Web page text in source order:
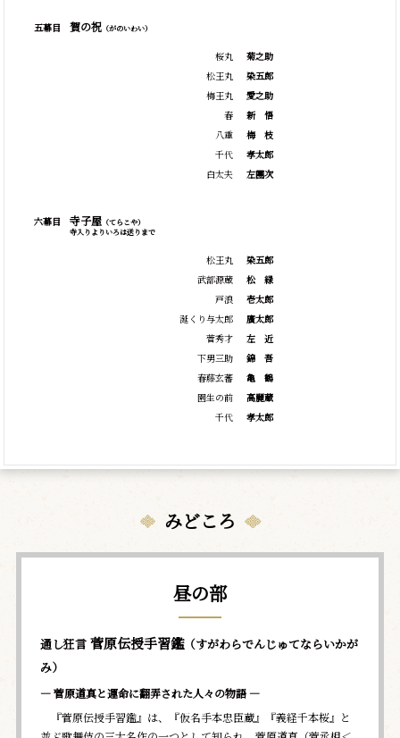
五幕目 賀の祝（がのいわい）
桜丸
松王丸
梅王丸
春
八重
千代
白太夫
菊之助
染五郎
愛之助
新
悟
梅
枝
孝太郎
左團次
六幕目 寺子屋（てらこや）
寺入りよりいろは送りまで
松王丸
武部源蔵
戸浪
涎くり与太郎
菅秀才
下男三助
春藤玄蕃
園生の前
千代
染五郎
松
緑
壱太郎
廣太郎
左
近
錦
吾
亀
鶴
高麗蔵
孝太郎
みどころ
昼の部
通し狂言菅原伝授手習鑑（すがわらでんじゅてならいかが
み）
― 菅原道真と運命に翻弄された人々の物語 ―
『菅原伝授手習鑑』は、『仮名手本忠臣蔵』『義経千本桜』と